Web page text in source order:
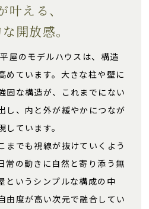
叶える、
開放感。
屋のモデルハウスは、構造
めています。大きな柱や壁に
固な構造が、これまでにない
し、内と外が緩やかにつなが
ています。
までも視線が抜けていくよう
常の動きに自然と寄り添う無
というシンプルな構成の中
由度が高い次元で融合してい